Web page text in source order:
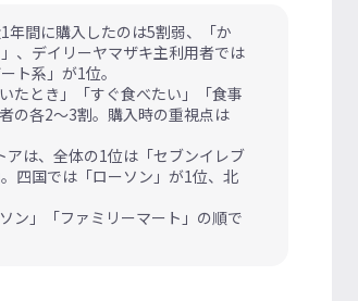
間に購入したのは5割弱、「か
、デイリーヤマザキ主利用者では
ト系」が1位。
たとき」「すぐ食べたい」「食事
の各2～3割。購入時の重視点は
は、全体の1位は「セブンイレブ
四国では「ローソン」が1位、北
ン」「ファミリーマート」の順で